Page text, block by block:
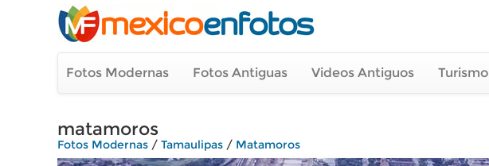
Fotos Modernas Fotos Antiguas Videos Antiguos Turismo
matamoros
Fotos Modernas / Tamaulipas / Matamoros